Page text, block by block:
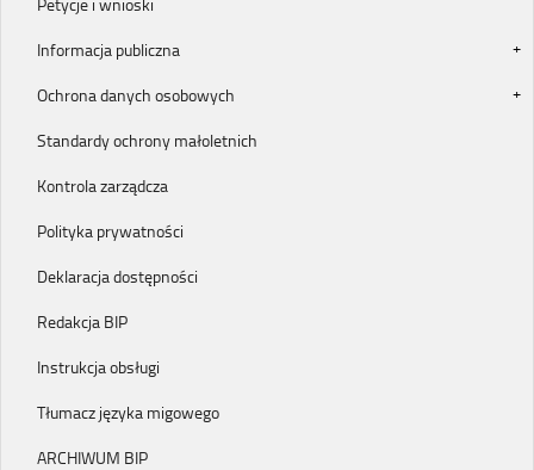
Informacja publiczna
Ochrona danych osobowych
Standardy ochrony małoletnich
Kontrola zarządcza
Polityka prywatności
Deklaracja dostępności
Redakcja BIP
Instrukcja obsługi
Tłumacz języka migowego
ARCHIWUM BIP